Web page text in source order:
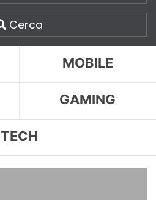
Cerca
MOBILE
GAMING
TECH